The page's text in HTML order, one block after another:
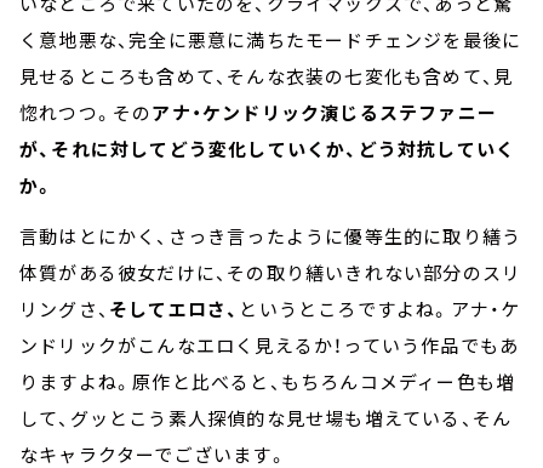
く意地悪な、完全に悪意に満ちたモードチェンジを最後に
見せるところも含めて、そんな衣装の七変化も含めて、見
惚れつつ。そのアナ・ケンドリック演じるステファニー
が、それに対してどう変化していくか、どう対抗していく
か。
言動はとにかく、さっき言ったように優等生的に取り繕う
体質がある彼女だけに、その取り繕いきれない部分のスリ
リングさ、 そしてエロさ、 というところですよね。アナ・ケ
ンドリックがこんなエロく見えるか！っていう作品でもあ
りますよね。原作と比べると、もちろんコメディー色も増
して、グッとこう素人探偵的な見せ場も増えている、そん
なキャラクターでございます。